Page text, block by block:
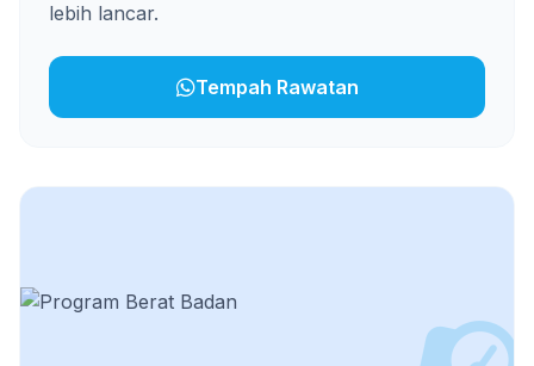
lebih lancar.
Tempah Rawatan